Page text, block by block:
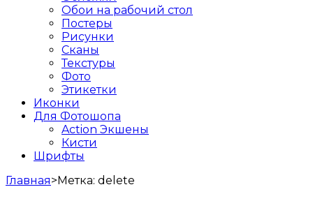
Обои на рабочий стол
Постеры
Рисунки
Сканы
Текстуры
Фото
Этикетки
Иконки
Для Фотошопа
Action Экшены
Кисти
Шрифты
Главная>Метка: delete